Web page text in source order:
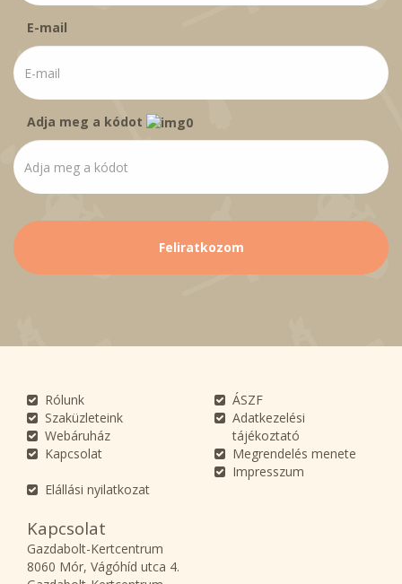
E-mail
Adja meg a kódot
Rólunk
Szaküzleteink
Webáruház
Kapcsolat
ÁSZF
Adatkezelési
tájékoztató
Megrendelés menete
Impresszum
Elállási nyilatkozat
Kapcsolat
Gazdabolt-Kertcentrum
8060 Mór, Vágóhíd utca 4.